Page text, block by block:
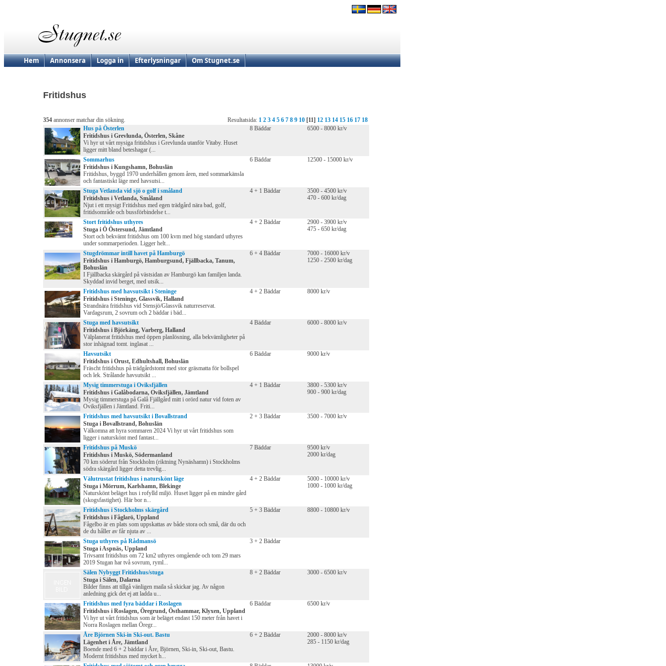
Hem Annonsera Logga in Efterlysningar Om Stugnet.se
Fritidshus
354 annonser matchar din sökning. Resultatsida: 1 2 3 4 5 6 7 8 9 10 [11] 12 13 14 15 16 17 18
Hus på Österlen
Fritidshus i Grevlunda, Österlen, Skåne
Vi hyr ut vårt mysiga fritidshus i Grevlunda utanför Vitaby. Huset
ligger mitt bland beteshagar (...
8 Bäddar 6500 - 8000 kr/v
Sommarhus
Fritidshus i Kungshamn, Bohuslän
Fritidshus, byggd 1970 underhållen genom åren, med sommarkänsla
och fantastiskt läge med havsutsi...
6 Bäddar 12500 - 15000 kr/v
Stuga Vetlanda vid sjö o golf i småland
Fritidshus i Vetlanda, Småland
Njut i ett mysigt Fritidshus med egen trädgård nära bad, golf,
fritidsområde och bussförbindelse t...
4 + 1 Bäddar
3500 - 4500 kr/v
470 - 600 kr/dag
Stort fritidshus uthyres
Stuga i Ö Östersund, Jämtland
Stort och bekvämt fritidshus om 100 kvm med hög standard uthyres
under sommarperioden. Ligger helt...
4 + 2 Bäddar
2900 - 3900 kr/v
475 - 650 kr/dag
Stugdrömmar intill havet på Hamburgö
Fritidshus i Hamburgö, Hamburgsund, Fjällbacka, Tanum,
Bohuslän
I Fjällbacka skärgård på västsidan av Hamburgö kan familjen landa.
Skyddad invid berget, med utsik...
6 + 4 Bäddar
7000 - 16000 kr/v
1250 - 2500 kr/dag
Fritidshus med havsutsikt i Steninge
Fritidshus i Steninge, Glassvik, Halland
Strandnära fritidshus vid Stensjö/Glassvik naturreservat.
Vardagsrum, 2 sovrum och 2 bäddar i bäd...
4 + 2 Bäddar 8000 kr/v
Stuga med havsutsikt
Fritidshus i Björkäng, Varberg, Halland
Välplanerat fritidshus med öppen planlösning, alla bekvämligheter på
stor inhägnad tomt. inglasat ...
4 Bäddar 6000 - 8000 kr/v
Havsutsikt
Fritidshus i Orust, Edhultshall, Bohuslän
Fräscht fritidshus på trädgårdstomt med stor gräsmatta för bollspel
och lek. Strålande havsutsikt ...
6 Bäddar 9000 kr/v
Mysig timmerstuga i Oviksfjällen
Fritidshus i Galåbodarna, Oviksfjällen, Jämtland
Mysig timmerstuga på Galå Fjällgård mitt i orörd natur vid foten av
Oviksfjällen i Jämtland. Friti...
4 + 1 Bäddar
3800 - 5300 kr/v
900 - 900 kr/dag
Fritidshus med havsutsikt i Bovallstrand
Stuga i Bovallstrand, Bohuslän
Välkomna att hyra sommaren 2024 Vi hyr ut vårt fritidshus som
ligger i naturskönt med fantast...
2 + 3 Bäddar 3500 - 7000 kr/v
Fritidshus på Muskö
Fritidshus i Muskö, Södermanland
70 km söderut från Stockholm (riktning Nynäshamn) i Stockholms
södra skärgård ligger detta trevlig...
7 Bäddar
9500 kr/v
2000 kr/dag
Välutrustat fritidshus i naturskönt läge
Stuga i Mörrum, Karlshamn, Blekinge
Naturskönt beläget hus i rofylld miljö. Huset ligger på en mindre gård
(skogsfastighet). Här bor n...
4 + 2 Bäddar
5000 - 10000 kr/v
1000 - 1000 kr/dag
Fritidshus i Stockholms skärgård
Fritidshus i Fåglarö, Uppland
Fågelbo är en plats som uppskattas av både stora och små, där du och
de du håller av får njuta av ...
5 + 3 Bäddar 8800 - 10800 kr/v
Stuga uthyres på Rådmansö
Stuga i Aspnäs, Uppland
Trivsamt fritidshus om 72 km2 uthyres omgående och tom 29 mars
2019 Stugan har två sovrum, ryml...
3 + 2 Bäddar
Sälen Nybyggt Fritidshus/stuga
Stuga i Sälen, Dalarna
Bilder finns att tillgå vänligen maila så skickar jag. Av någon
anledning gick det ej att ladda u...
8 + 2 Bäddar 3000 - 6500 kr/v
Fritidshus med fyra bäddar i Roslagen
Fritidshus i Roslagen, Öregrund, Östhammar, Klyxen, Uppland
Vi hyr ut vårt fritidshus som är beläget endast 150 meter från havet i
Norra Roslagen mellan Öregr...
6 Bäddar 6500 kr/v
Åre Björnen Ski-in Ski-out. Bastu
Lägenhet i Åre, Jämtland
Boende med 6 + 2 bäddar i Åre, Björnen, Ski-in, Ski-out, Bastu.
Modernt fritidshus med mycket h...
6 + 2 Bäddar
2000 - 8000 kr/v
285 - 1150 kr/dag